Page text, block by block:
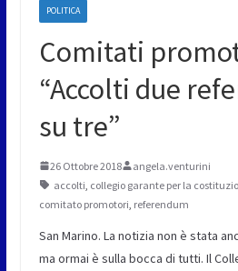
POLITICA
Comitati
“Accolti due
su tre”
26 Ottobre 2018
angela.venturini
accolti collegio garante per la
comitato promotori referendum
San Marino. La notizia non è stata
ma ormai è sulla bocca di tutti. Il